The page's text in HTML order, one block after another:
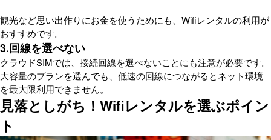
観光など思い出作りにお金を使うためにも、Wifiレンタルの利用が
おすすめです。
3.回線を選べない
クラウドSIMでは、接続回線を選べないことにも注意が必要です。
大容量のプランを選んでも、低速の回線につながるとネット環境
を最大限利用できません。
見落としがち！Wifiレンタルを選ぶポイン
ト